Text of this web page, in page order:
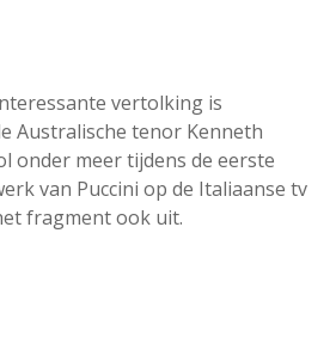
vertolking is
Australische tenor Kenneth
onder meer tijdens de eerste
van Puccini op de Italiaanse tv
fragment ook uit.